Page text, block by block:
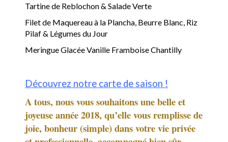
Tartine de Reblochon & Salade Verte
Filet de Maquereau à la Plancha, Beurre Blanc, Riz
Pilaf & Légumes du Jour
Meringue Glacée Vanille Framboise Chantilly
Découvrez notre carte de saison !
A tous, nous vous souhaitons une belle et
joyeuse année 2018, qu’elle vous remplisse de
joie, bonheur (simple) dans votre vie privée